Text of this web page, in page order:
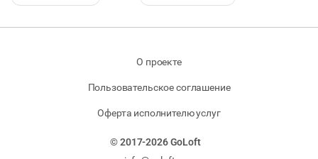
О проекте
Пользовательское соглашение
Оферта исполнителю услуг
© 2017-2026 GoLoft